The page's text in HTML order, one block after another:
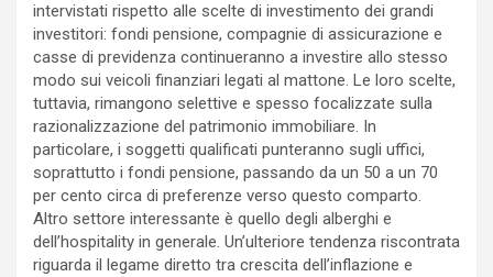
intervistati rispetto alle scelte di investimento dei grandi
investitori: fondi pensione, compagnie di assicurazione e
casse di previdenza continueranno a investire allo stesso
modo sui veicoli finanziari legati al mattone. Le loro scelte,
tuttavia, rimangono selettive e spesso focalizzate sulla
razionalizzazione del patrimonio immobiliare. In
particolare, i soggetti qualificati punteranno sugli uffici,
soprattutto i fondi pensione, passando da un 50 a un 70
per cento circa di preferenze verso questo comparto.
Altro settore interessante è quello degli alberghi e
dell’hospitality in generale. Un’ulteriore tendenza riscontrata
riguarda il legame diretto tra crescita dell’inflazione e